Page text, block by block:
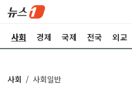
사회 경제 국제 전국 외교
사회 사회일반